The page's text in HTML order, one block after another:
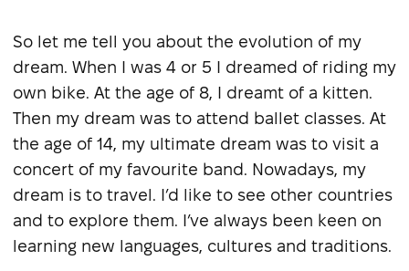
So let me tell you about the evolution of my
dream. When I was 4 or 5 I dreamed of riding my
own bike. At the age of 8, I dreamt of a kitten.
Then my dream was to attend ballet classes. At
the age of 14, my ultimate dream was to visit a
concert of my favourite band. Nowadays, my
dream is to travel. I’d like to see other countries
and to explore them. I’ve always been keen on
learning new languages, cultures and traditions.